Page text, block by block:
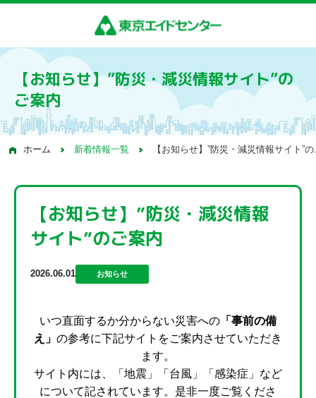
【お知らせ】”防災・減災情報サイト”の
ご案内
ホーム 新着情報一覧 【お知らせ】”防災・減災情報サイト”
【お知らせ】”防災・減災情報
サイト”のご案内
2026.06.01 お知らせ
いつ直面するか分からない災害への 「事前の備
え」 の参考に下記サイトをご案内させていただき
ます。
サイト内には、「地震」「台風」「感染症」など
について記されています。 是非一度ご覧くださ